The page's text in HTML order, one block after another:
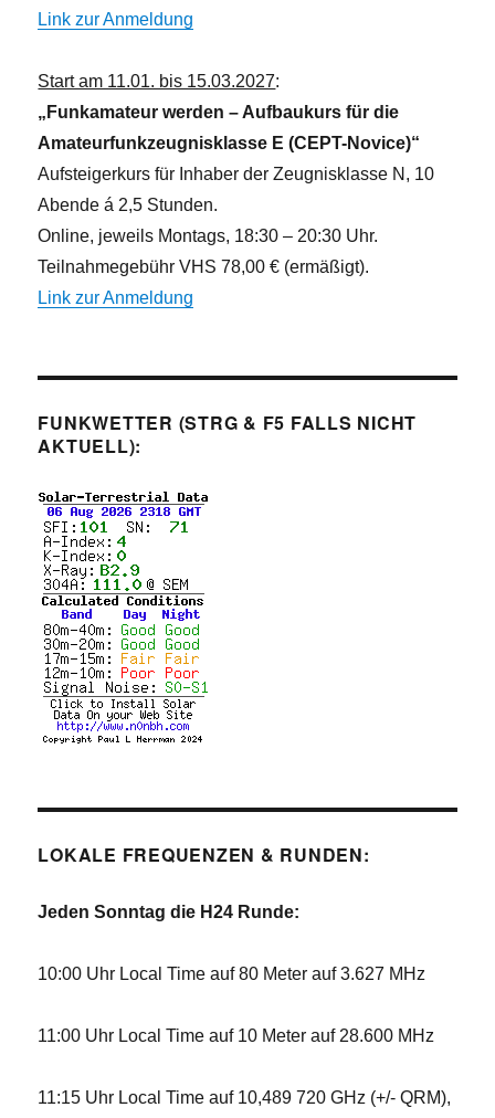
Link zur Anmeldung
Start am 11.01. bis 15.03.2027:
„Funkamateur werden – Aufbaukurs für die
Amateurfunkzeugnisklasse E (CEPT-Novice)“
Aufsteigerkurs für Inhaber der Zeugnisklasse N, 10
Abende á 2,5 Stunden.
Online, jeweils Montags, 18:30 – 20:30 Uhr.
Teilnahmegebühr VHS 78,00 € (ermäßigt).
Link zur Anmeldung
FUNKWETTER (STRG & F5 FALLS NICHT
AKTUELL):
LOKALE FREQUENZEN & RUNDEN:
Jeden Sonntag die H24 Runde:
10:00 Uhr Local Time auf 80 Meter auf 3.627 MHz
11:00 Uhr Local Time auf 10 Meter auf 28.600 MHz
11:15 Uhr Local Time auf 10,489 720 GHz (+/- QRM),